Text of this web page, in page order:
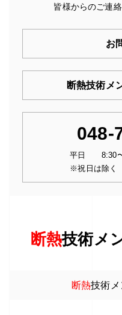
皆様からのご連
お
断熱技術メ
048-
平日 8:30〜
※祝日は除く
断熱技術メ
断熱技術メ